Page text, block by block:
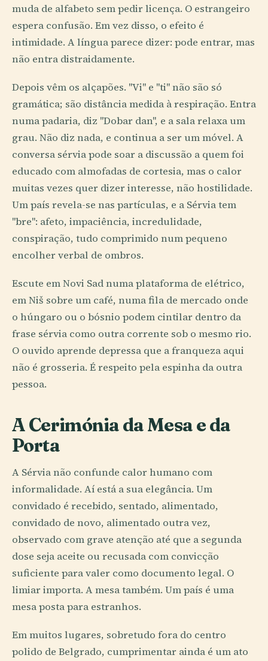
muda de alfabeto sem pedir licença. O estrangeiro
espera confusão. Em vez disso, o efeito é
intimidade. A língua parece dizer: pode entrar, mas
não entra distraidamente.
Depois vêm os alçapões. "Vi" e "ti" não são só
gramática; são distância medida à respiração. Entra
numa padaria, diz "Dobar dan", e a sala relaxa um
grau. Não diz nada, e continua a ser um móvel. A
conversa sérvia pode soar a discussão a quem foi
educado com almofadas de cortesia, mas o calor
muitas vezes quer dizer interesse, não hostilidade.
Um país revela-se nas partículas, e a Sérvia tem
"bre": afeto, impaciência, incredulidade,
conspiração, tudo comprimido num pequeno
encolher verbal de ombros.
Escute em Novi Sad numa plataforma de elétrico,
em Niš sobre um café, numa fila de mercado onde
o húngaro ou o bósnio podem cintilar dentro da
frase sérvia como outra corrente sob o mesmo rio.
O ouvido aprende depressa que a franqueza aqui
não é grosseria. É respeito pela espinha da outra
pessoa.
A Cerimónia da Mesa e da
Porta
A Sérvia não confunde calor humano com
informalidade. Aí está a sua elegância. Um
convidado é recebido, sentado, alimentado,
convidado de novo, alimentado outra vez,
observado com grave atenção até que a segunda
dose seja aceite ou recusada com convicção
suficiente para valer como documento legal. O
limiar importa. A mesa também. Um país é uma
mesa posta para estranhos.
Em muitos lugares, sobretudo fora do centro
polido de Belgrado, cumprimentar ainda é um ato